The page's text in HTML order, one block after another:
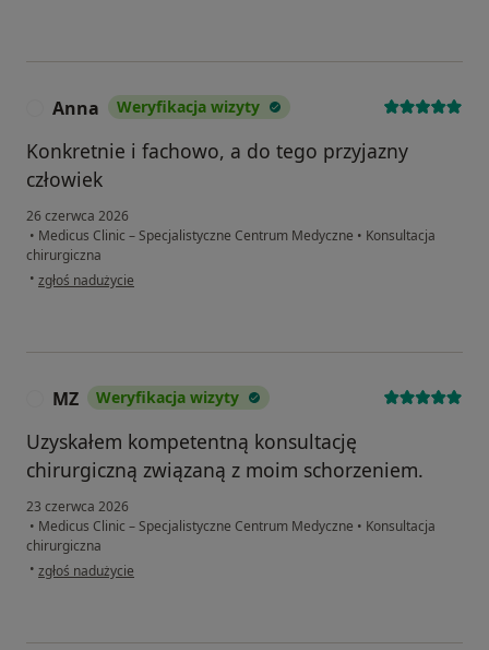
Anna Weryfikacja wizyty
Konkretnie i fachowo, a do tego przyjazny
człowiek
26 czerwca 2026
• Medicus Clinic – Specjalistyczne Centrum Medyczne • Konsultacja
chirurgiczna
• w opinii użytkownika Anna
zgłoś nadużycie
MZ Weryfikacja wizyty
Uzyskałem kompetentną konsultację
chirurgiczną związaną z moim schorzeniem.
23 czerwca 2026
• Medicus Clinic – Specjalistyczne Centrum Medyczne • Konsultacja
chirurgiczna
• w opinii użytkownika MZ
zgłoś nadużycie